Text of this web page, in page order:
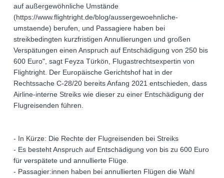
auf außergewöhnliche Umstände
(https://www.flightright.de/blog/aussergewoehnliche-
umstaende) berufen, und Passagiere haben bei
streikbedingten kurzfristigen Annullierungen und großen
Verspätungen einen Anspruch auf Entschädigung von 250 bis
600 Euro", sagt Feyza Türkön, Flugastrechtsexpertin von
Flightright. Der Europäische Gerichtshof hat in der
Rechtssache C-28/20 bereits Anfang 2021 entschieden, dass
Airline-interne Streiks wie dieser zu einer Entschädigung der
Flugreisenden führen.
- In Kürze: Die Rechte der Flugreisenden bei Streiks
- Es besteht Anspruch auf Entschädigung von bis zu 600 Euro
für verspätete und annullierte Flüge.
- Passagier:innen haben bei annullierten Flügen die Wahl